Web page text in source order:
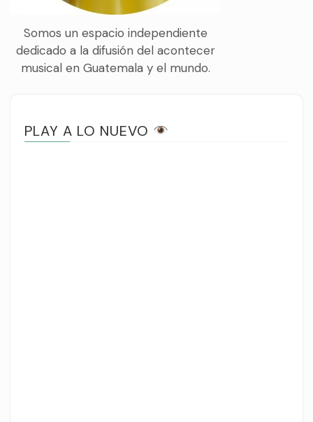
Somos un espacio independiente
dedicado a la difusión del acontecer
musical en Guatemala y el mundo.
PLAY A LO NUEVO